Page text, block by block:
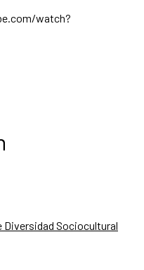
watch?
Sociocultural